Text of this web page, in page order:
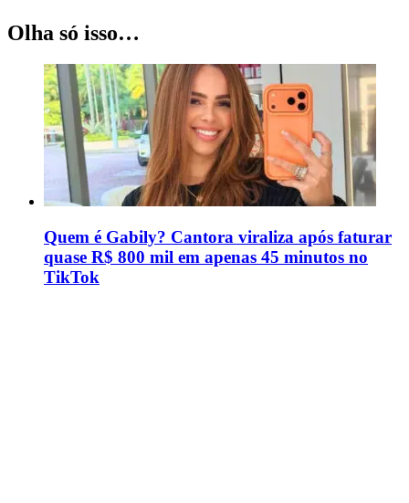
Olha só isso…
Quem é Gabily? Cantora viraliza após faturar
quase R$ 800 mil em apenas 45 minutos no
TikTok